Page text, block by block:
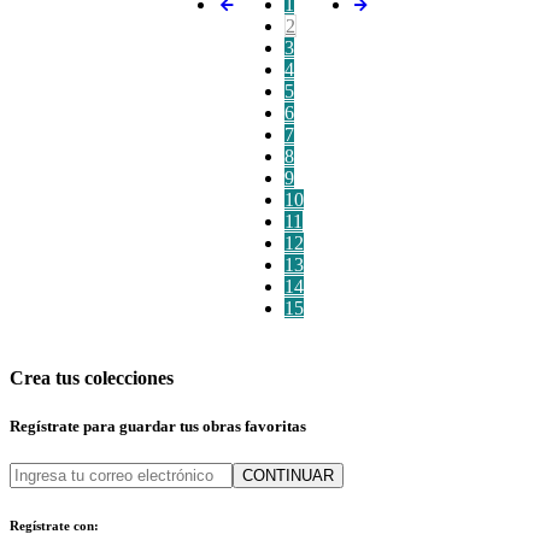
1
2
3
4
5
6
7
8
9
10
11
12
13
14
15
Crea tus colecciones
Regístrate para guardar tus obras favoritas
CONTINUAR
Regístrate con: